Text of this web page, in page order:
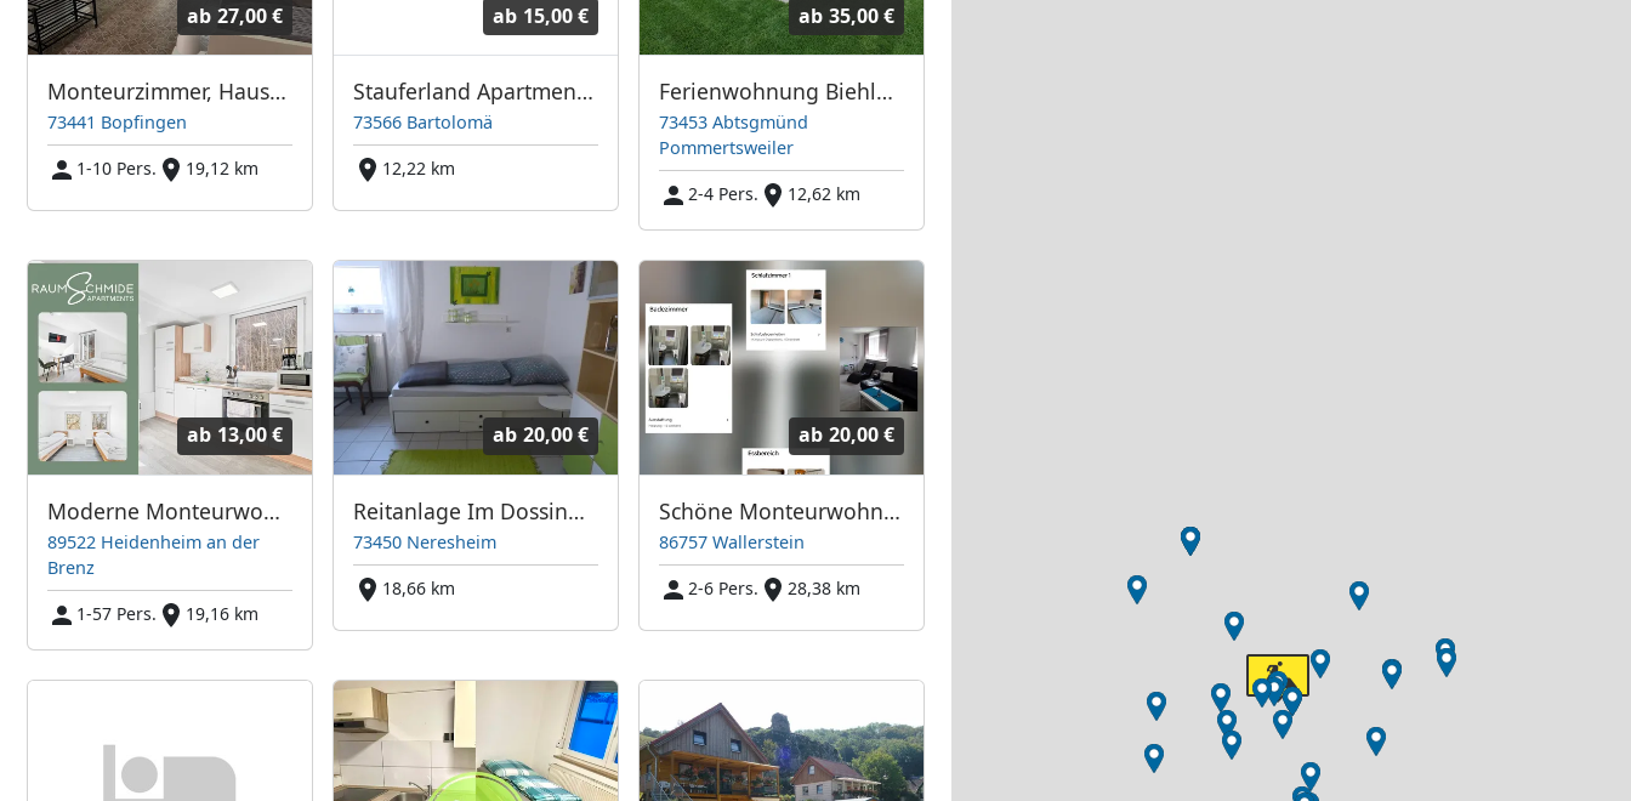
ab 27,00 €
Monteurzimmer, Haus, Appartement in Bopfingen
73441 Bopfingen
1-10 Pers.
19,12 km
ab 15,00 €
Stauferland Apartments Bartolomä
73566 Bartolomä
12,22 km
ab 35,00 €
Ferienwohnung Biehlmaier
73453 Abtsgmünd
Pommertsweiler
2-4 Pers.
12,62 km
ab 13,00 €
Moderne Monteurwohnung Heidenheim adB
89522 Heidenheim an der
Brenz
1-57 Pers.
19,16 km
ab 20,00 €
Reitanlage Im Dossinger Tal
73450 Neresheim
18,66 km
ab 20,00 €
Schöne Monteurwohnung in Wallerstein
86757 Wallerstein
2-6 Pers.
28,38 km